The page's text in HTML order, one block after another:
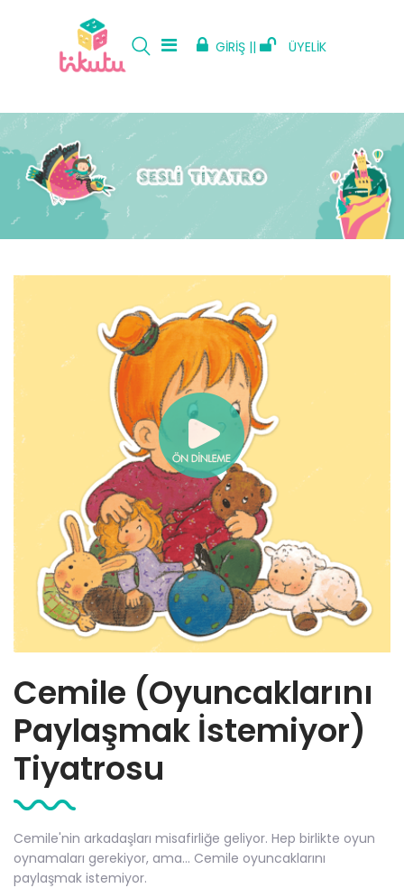
GİRİŞ || ÜYELİK
Cemile (Oyuncaklarını
Paylaşmak İstemiyor)
Tiyatrosu
Cemile'nin arkadaşları misafirliğe geliyor. Hep birlikte oyun
oynamaları gerekiyor, ama... Cemile oyuncaklarını
paylaşmak istemiyor.